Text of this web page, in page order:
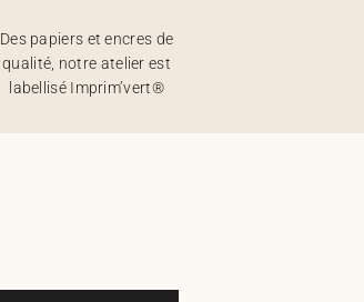
Des papiers et encres de
qualité, notre atelier est
labellisé Imprim’vert®